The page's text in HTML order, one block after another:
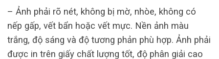
– Ảnh phải rõ nét, không bị mờ, nhòe, không có
nếp gấp, vết bẩn hoặc vết mực. Nền ảnh màu
trắng, độ sáng và độ tương phản phù hợp. Ảnh phải
được in trên giấy chất lượng tốt, độ phân giải cao